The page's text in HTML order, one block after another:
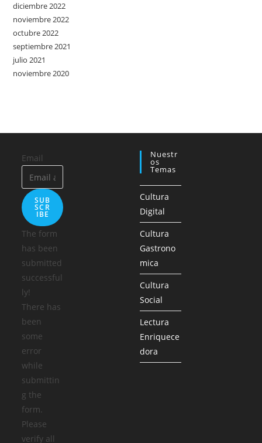
diciembre 2022
noviembre 2022
octubre 2022
septiembre 2021
julio 2021
noviembre 2020
Email
SUB
SCR
IBE
The form
has been
submitted
successful
ly!
There has
been
some
error
while
submittin
g the
form.
Please
verify all
Nuestr
Os
Temas
Cultura
Digital
Cultura
Gastrono
mica
Cultura
Social
Lectura
Enriquece
dora